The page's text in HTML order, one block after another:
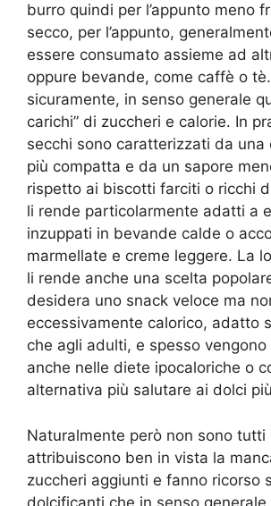
burro quindi per l’appunto meno
secco, per l’appunto,
essere consumato assieme ad
oppure bevande, come caffè o
sicuramente, in senso generale
carichi” di zuccheri e calorie. In
secchi sono caratterizzati da una
più compatta e da un sapore
rispetto ai biscotti farciti o ricchi
li rende particolarmente adatti a
inzuppati in bevande calde o
marmellate e creme leggere. La
li rende anche una scelta
desidera uno snack veloce ma
eccessivamente calorico, adatto
che agli adulti, e spesso vengono
anche nelle diete ipocaloriche o
alternativa più salutare ai dolci
Naturalmente però non sono tutti
attribuiscono ben in vista la
zuccheri aggiunti e fanno ricorso
dolcificanti che in senso generale